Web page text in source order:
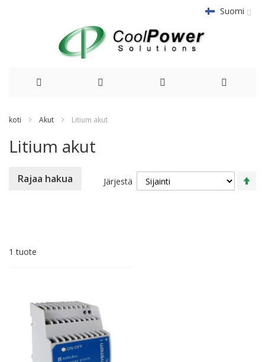
Suomi
koti Akut Litium akut
Litium akut
1 tuote
Järjestä
Rajaa hakua